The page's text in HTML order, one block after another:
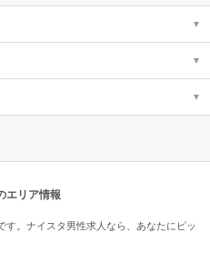
エリア情報
。ナイスタ男性求人なら、あなたにピッ